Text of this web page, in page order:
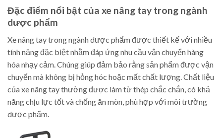
Đặc điểm nổi bật của xe nâng tay trong ngành
dược phẩm
Xe nâng tay trong ngành dược phẩm được thiết kế với nhiều
tính năng đặc biệt nhằm đáp ứng nhu cầu vận chuyển hàng
hóa nhạy cảm. Chúng giúp đảm bảo rằng sản phẩm được vận
chuyển mà không bị hỏng hóc hoặc mất chất lượng. Chất liệu
của xe nâng tay thường được làm từ thép chắc chắn, có khả
năng chịu lực tốt và chống ăn mòn, phù hợp với môi trường
dược phẩm.